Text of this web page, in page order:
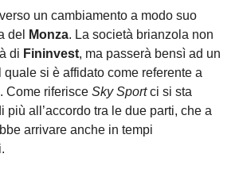
un cambiamento a modo suo
del
Monza. La società brianzola non
di Fininvest, ma passerà bensì ad un
si è affidato come referente a
. Come riferisce Sky Sportci si sta
più all’accordo tra le due parti, che a
arrivare anche in tempi